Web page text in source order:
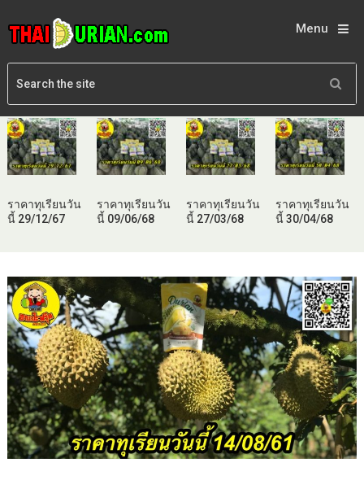
Menu
ราคาทุเรียนวัน
นี้ 29/12/67
ราคาทุเรียนวัน
นี้ 09/06/68
ราคาทุเรียนวัน
นี้ 27/03/68
ราคาทุเรียนวัน
นี้ 30/04/68